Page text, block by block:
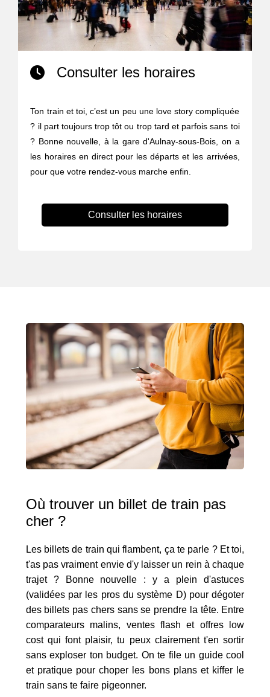
Consulter les horaires
Ton train et toi, c’est un peu une love story compliquée
? il part toujours trop tôt ou trop tard et parfois sans toi
? Bonne nouvelle, à la gare d'Aulnay-sous-Bois, on a
les horaires en direct pour les départs et les arrivées,
pour que votre rendez-vous marche enfin.
Consulter les horaires
Où trouver un billet de train pas
cher ?
Les billets de train qui flambent, ça te parle ? Et toi,
t'as pas vraiment envie d'y laisser un rein à chaque
trajet ? Bonne nouvelle : y a plein d'astuces
(validées par les pros du système D) pour dégoter
des billets pas chers sans se prendre la tête. Entre
comparateurs malins, ventes flash et offres low
cost qui font plaisir, tu peux clairement t'en sortir
sans exploser ton budget. On te file un guide cool
et pratique pour choper les bons plans et kiffer le
train sans te faire pigeonner.